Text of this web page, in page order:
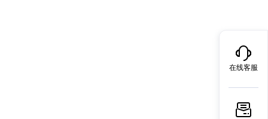
在线客服